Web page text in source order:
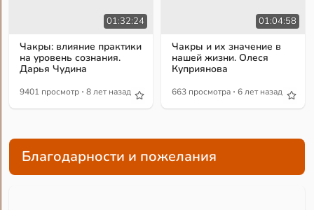
01:32:24
Чакры: влияние практики
на уровень сознания.
Дарья Чудина
9401 просмотр · 8 лет назад
01:04:58
Чакры и их значение в
нашей жизни. Олеся
Куприянова
663 просмотра · 6 лет назад
Благодарности и пожелания